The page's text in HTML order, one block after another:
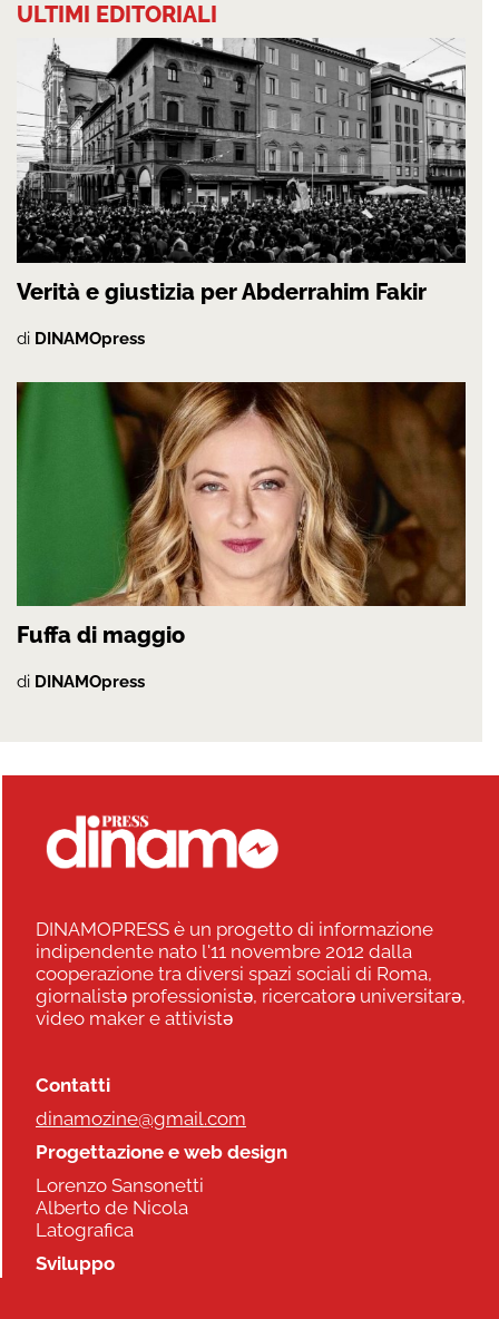
ULTIMI EDITORIALI
Verità e giustizia per Abderrahim Fakir
di DINAMOpress
Fuffa di maggio
di DINAMOpress
DINAMOPRESS è un progetto di informazione
indipendente nato l'11 novembre 2012 dalla
cooperazione tra diversi spazi sociali di Roma,
giornalistə professionistə, ricercatorə universitarə,
video maker e attivistə
Contatti
dinamozine@gmail.com
Progettazione e web design
Lorenzo Sansonetti
Alberto de Nicola
Latografica
Sviluppo